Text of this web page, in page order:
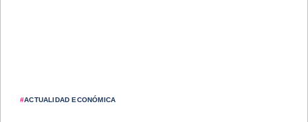
#ACTUALIDAD ECONÓMICA